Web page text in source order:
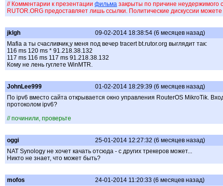
// Комментарии к презентации фильма закрыты по причине неудержимого
RUTOR.ORG предоставляет лишь ссылки. Политические дискуссии можете
jklgh
09-02-2014 18:38:54 (6 месяцев назад)
Mafia а ты счасливчик,у меня под вечер tracert bt.rutor.org выглядит так:
116 ms 120 ms * 91.218.38.132
117 ms 116 ms 117 ms 91.218.38.132
Кому не лень гуглете WinMTR.
JohnLee999
01-02-2014 18:29:39 (6 месяцев назад)
По ipv6 вместо сайта открывается окно управления RouterOS MikroTik.
протоколом ipv6?
// починили, проверьте
oggi
25-01-2014 12:27:32 (6 месяцев назад)
NAT Synology не хочет качать отсюда - с других трекеров может...
Никто не знает, что может быть?
mofos
24-01-2014 11:20:33 (6 месяцев назад)